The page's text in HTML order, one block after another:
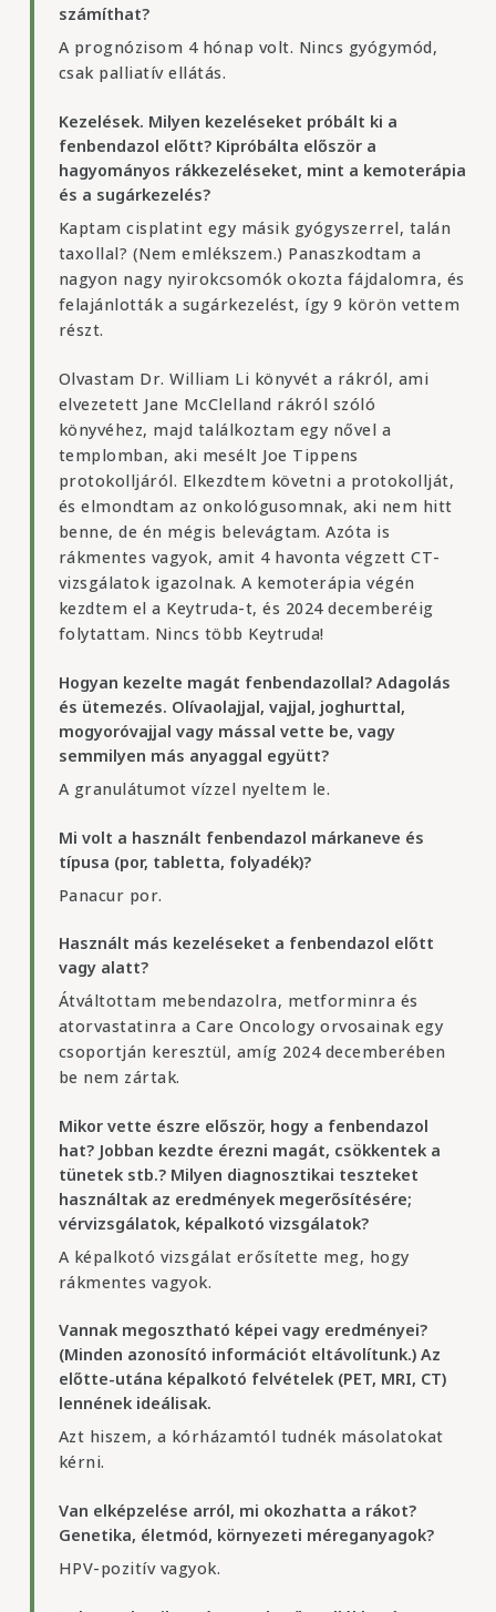
számíthat?
A prognózisom 4 hónap volt. Nincs gyógymód,
csak palliatív ellátás.
Kezelések. Milyen kezeléseket próbált ki a
fenbendazol előtt? Kipróbálta először a
hagyományos rákkezeléseket, mint a kemoterápia
és a sugárkezelés?
Kaptam cisplatint egy másik gyógyszerrel, talán
taxollal? (Nem emlékszem.) Panaszkodtam a
nagyon nagy nyirokcsomók okozta fájdalomra, és
felajánlották a sugárkezelést, így 9 körön vettem
részt.
Olvastam Dr. William Li könyvét a rákról, ami
elvezetett Jane McClelland rákról szóló
könyvéhez, majd találkoztam egy nővel a
templomban, aki mesélt Joe Tippens
protokolljáról. Elkezdtem követni a protokollját,
és elmondtam az onkológusomnak, aki nem hitt
benne, de én mégis belevágtam. Azóta is
rákmentes vagyok, amit 4 havonta végzett CT-
vizsgálatok igazolnak. A kemoterápia végén
kezdtem el a Keytruda-t, és 2024 decemberéig
folytattam. Nincs több Keytruda!
Hogyan kezelte magát fenbendazollal? Adagolás
és ütemezés. Olívaolajjal, vajjal, joghurttal,
mogyoróvajjal vagy mással vette be, vagy
semmilyen más anyaggal együtt?
A granulátumot vízzel nyeltem le.
Mi volt a használt fenbendazol márkaneve és
típusa (por, tabletta, folyadék)?
Panacur por.
Használt más kezeléseket a fenbendazol előtt
vagy alatt?
Átváltottam mebendazolra, metforminra és
atorvastatinra a Care Oncology orvosainak egy
csoportján keresztül, amíg 2024 decemberében
be nem zártak.
Mikor vette észre először, hogy a fenbendazol
hat? Jobban kezdte érezni magát, csökkentek a
tünetek stb.? Milyen diagnosztikai teszteket
használtak az eredmények megerősítésére;
vérvizsgálatok, képalkotó vizsgálatok?
A képalkotó vizsgálat erősítette meg, hogy
rákmentes vagyok.
Vannak megosztható képei vagy eredményei?
(Minden azonosító információt eltávolítunk.) Az
előtte-utána képalkotó felvételek (PET, MRI, CT)
lennének ideálisak.
Azt hiszem, a kórházamtól tudnék másolatokat
kérni.
Van elképzelése arról, mi okozhatta a rákot?
Genetika, életmód, környezeti méreganyagok?
HPV-pozitív vagyok.